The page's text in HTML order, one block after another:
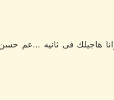
هاجيلك فى ثانيه ...عم